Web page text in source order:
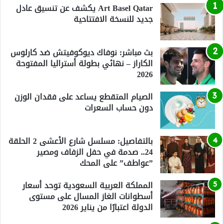
Art Basel Qatar يكشف عن تنسيق عادل
جديد للنسخة الافتتاحية
بث مباشر: نوفاك ديوكوفيتش ضد كارلوس
الكاراز – نهائي بطولة أستراليا المفتوحة
2026
الصيام المتقطع يساعد على فقدان الوزن
دون حساب السعرات
بالتفاصيل: مسلسل شارع الأعشى 2 الحلقة
24.. صدمة في حفل الزفاف ومصير
”عواطف” على المحك
المملكة العربية السعودية توحد أسعار
أسطوانات الغاز المسال على مستوى
الدولة اعتبارًا من يناير 2026